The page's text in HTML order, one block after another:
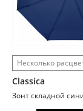
Несколько
Classica